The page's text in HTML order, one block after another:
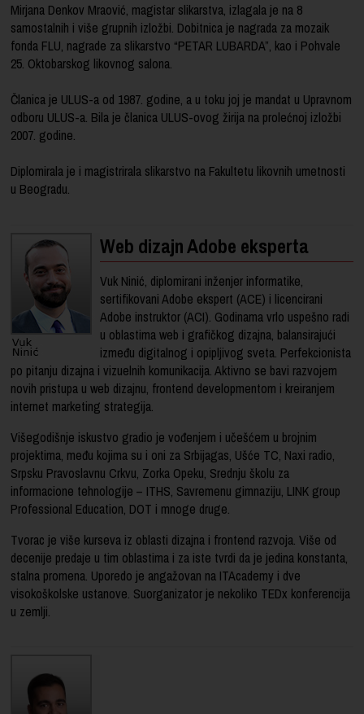
Mirjana Denkov Mraović, magistar slikarstva, izlagala je na 8
samostalnih i više grupnih izložbi. Dobitnica je nagrada za mozaik
fonda FLU, nagrade za slikarstvo “PETAR LUBARDA”, kao i Pohvale
25. Oktobarskog likovnog salona.
Članica je ULUS-a od 1987. godine, a u toku joj je mandat u Upravnom
odboru ULUS-a. Bila je članica ULUS-ovog žirija na prolećnoj izložbi
2007. godine.
Diplomirala je i magistrirala slikarstvo na Fakultetu likovnih umetnosti
u Beogradu.
Web dizajn Adobe eksperta
Vuk Ninić, diplomirani inženjer informatike,
sertifikovani Adobe ekspert (ACE) i licencirani
Adobe instruktor (ACI). Godinama vrlo uspešno radi
u oblastima web i grafičkog dizajna, balansirajući
između digitalnog i opipljivog sveta. Perfekcionista
po pitanju dizajna i vizuelnih komunikacija. Aktivno se bavi razvojem
novih pristupa u web dizajnu, frontend developmentom i kreiranjem
internet marketing strategija.
Višegodišnje iskustvo gradio je vođenjem i učešćem u brojnim
projektima, među kojima su i oni za Srbijagas, Ušće TC, Naxi radio,
Srpsku Pravoslavnu Crkvu, Zorka Opeku, Srednju školu za
informacione tehnologije – ITHS, Savremenu gimnaziju, LINK group
Professional Education, DOT i mnoge druge.
Tvorac je više kurseva iz oblasti dizajna i frontend razvoja. Više od
decenije predaje u tim oblastima i za iste tvrdi da je jedina konstanta,
stalna promena. Uporedo je angažovan na ITAcademy i dve
visokoškolske ustanove. Suorganizator je nekoliko TEDx konferencija
u zemlji.